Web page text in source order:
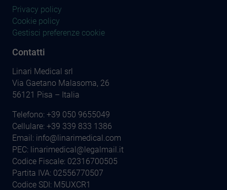
Privacy policy
Cookie policy
Gestisci preferenze cookie
Contatti
Linari Medical srl
Via Gaetano Malasoma, 26
56121 Pisa – Italia
Telefono: +39 050 9655049
Cellulare: +39 339 833 1386
Email: info@linarimedical.com
PEC: linarimedical@legalmail.it
Codice Fiscale: 02316700505
Partita IVA: 02556770507
Codice SDI: M5UXCR1